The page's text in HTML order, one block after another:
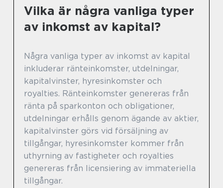
Vilka är några vanliga typer
av inkomst av kapital?
Några vanliga typer av inkomst av kapital
inkluderar ränteinkomster, utdelningar,
kapitalvinster, hyresinkomster och
royalties. Ränteinkomster genereras från
ränta på sparkonton och obligationer,
utdelningar erhålls genom ägande av aktier,
kapitalvinster görs vid försäljning av
tillgångar, hyresinkomster kommer från
uthyrning av fastigheter och royalties
genereras från licensiering av immateriella
tillgångar.